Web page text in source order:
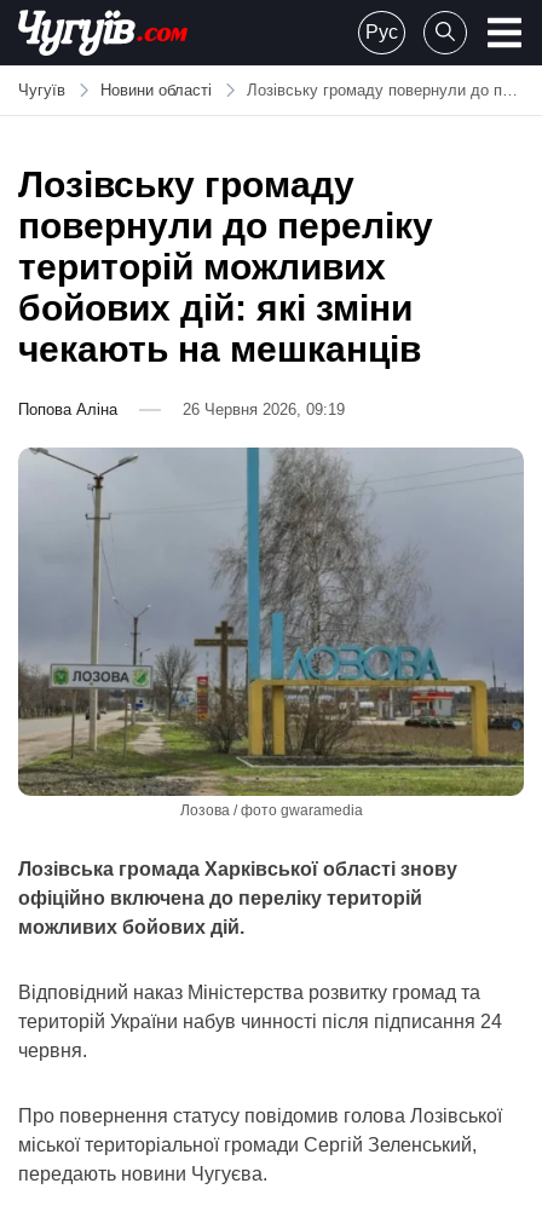
Skip
content
Chuguiv
Рус
Чугуїв Новини області Лозівську громаду повернули до переліку територій можливих бойових дій: які зміни чекають на мешканців
Лозівську громаду
повернули до переліку
територій можливих
бойових дій: які зміни
чекають на мешканців
Попова Аліна 26 Червня 2026, 09:19
Лозова / фото gwaramedia
Лозівська громада Харківської області знову
офіційно включена до переліку територій
можливих бойових дій.
Відповідний наказ Міністерства розвитку громад та
територій України набув чинності після підписання 24
червня.
Про повернення статусу повідомив голова Лозівської
міської територіальної громади Сергій Зеленський,
передають новини Чугуєва.